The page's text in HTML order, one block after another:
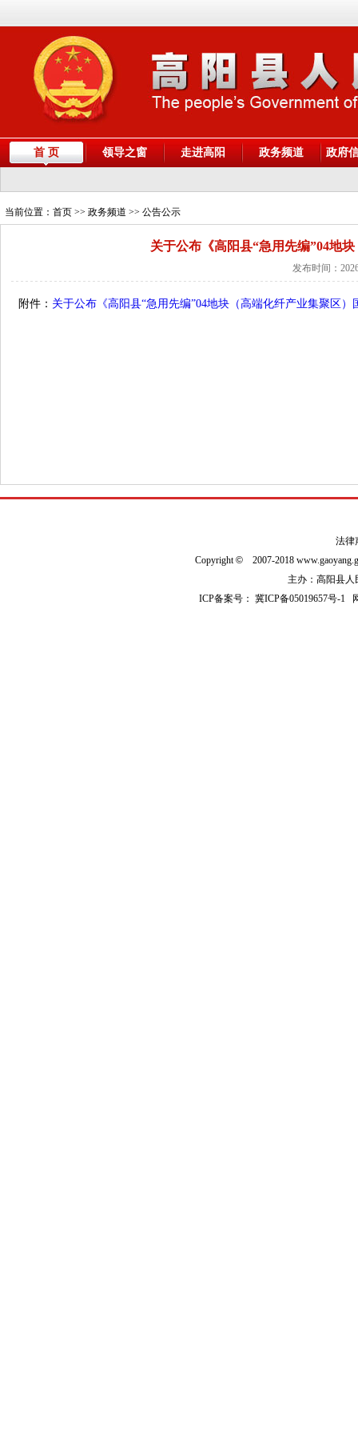
首 页 领导之窗 走进高阳 政务频道 政府
当前位置： 首页 >> 政务频道 >> 公告公示
关于公布《高阳县“急用先编”04地
发布时间：
附件： 关于公布《高阳县“急用先编”04地块（高端化纤产业集聚区
法律
Copyright© 2007-2018
主办：高阳县人
ICP备案号：冀ICP备05019657号-1